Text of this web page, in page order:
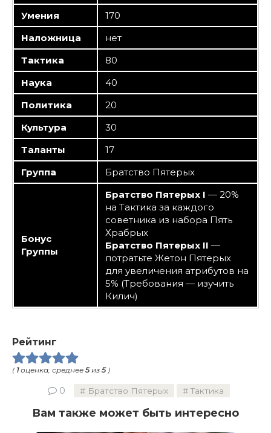
Умения
170
Наложница
нет
Тактика
80
Наука
40
Политика
20
Культура
30
Таланты
17
Группа
Братство Пятерых
Бонус
Группы
Братство Пятерых I — 20%
на Тактика за каждого
советника из набора Пять
Храбрых
Братство Пятерых II —
потратьте Жетон Пятерых
для увеличения атрибутов на
5% (Требования — изучить
Килич)
Рейтинг
( 1оценка, среднее 5из 5)
0 Братство Пятерых Тактика
Вам также может быть интересно